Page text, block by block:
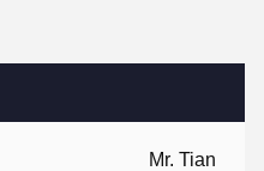
Mr. Tian